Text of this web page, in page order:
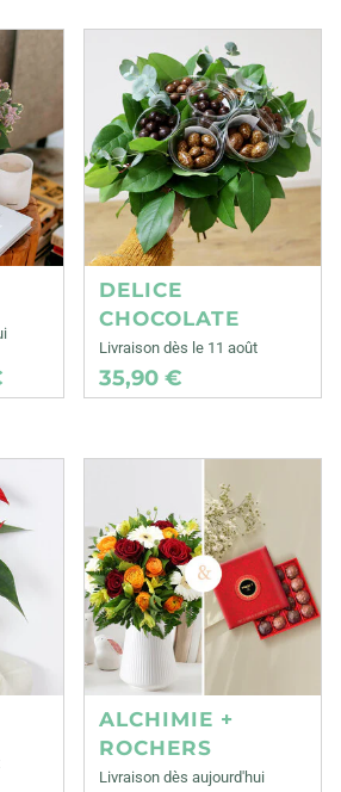
DELICE
CHOCOLATE
Livraison dès le 11 août
35,90 €
ALCHIMIE +
ROCHERS
Livraison dès aujourd'hui